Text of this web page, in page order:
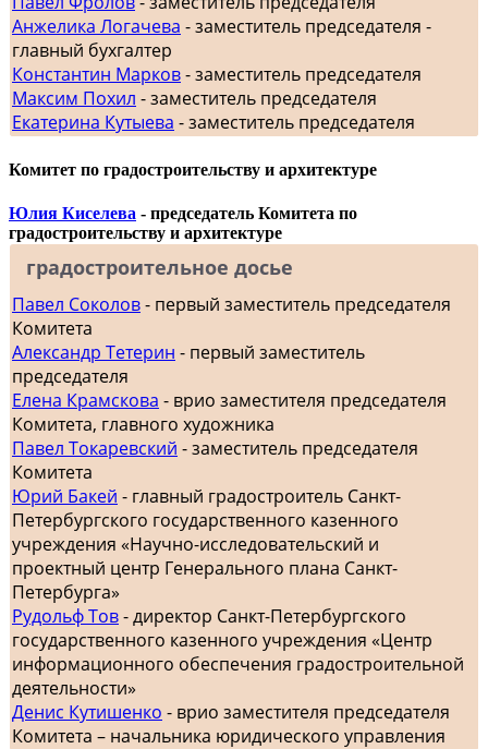
Анжелика Логачева - заместитель председателя -
главный бухгалтер
Константин Марков- заместитель председателя
Максим Похил - заместитель председателя
Екатерина Кутыева - заместитель председателя
Комитет по градостроительству и архитектуре
Юлия Киселева - председатель Комитета по
градостроительству и архитектуре
градостроительное досье
Павел Соколов- первый заместитель председателя
Комитета
Александр Тетерин - первый заместитель
председателя
Елена Крамскова - врио заместителя председателя
Комитета, главного художника
Павел Токаревский - заместитель председателя
Комитета
Юрий Бакей - главный градостроитель Санкт-
Петербургского государственного казенного
учреждения «Научно-исследовательский и
проектный центр Генерального плана Санкт-
Петербурга»
Рудольф Тов- директор Санкт-Петербургского
государственного казенного учреждения «Центр
информационного обеспечения градостроительной
деятельности»
Денис Кутишенко - врио заместителя председателя
Комитета – начальника юридического управления